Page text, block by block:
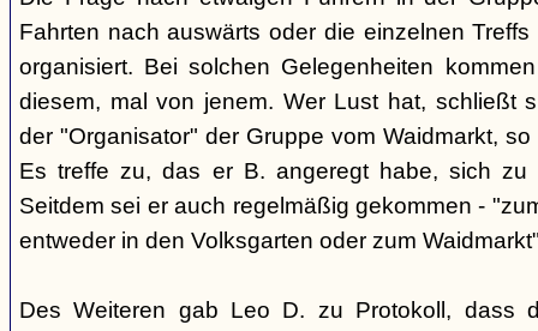
Fahrten nach auswärts oder die einzelnen
organisiert. Bei solchen Gelegenheiten
diesem, mal von jenem. Wer Lust hat, schließt
der "Organisator" der Gruppe vom Waidmarkt,
Es treffe zu, das er B. angeregt habe, sich zu
Seitdem sei er auch regelmäßig gekommen -
entweder in den Volksgarten oder zum
Des Weiteren gab Leo D. zu Protokoll, dass